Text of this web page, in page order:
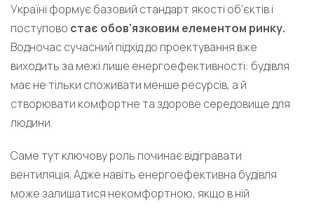
Україні формує базовий стандарт якості об’єктів і
поступово стає обов’язковим елементом ринку.
Водночас сучасний підхід до проектування вже
виходить за межі лише енергоефективності: будівля
має не тільки споживати менше ресурсів, а й
створювати комфортне та здорове середовище для
людини.
Саме тут ключову роль починає відігравати
вентиляція. Адже навіть енергоефективна будівля
може залишатися некомфортною, якщо в ній